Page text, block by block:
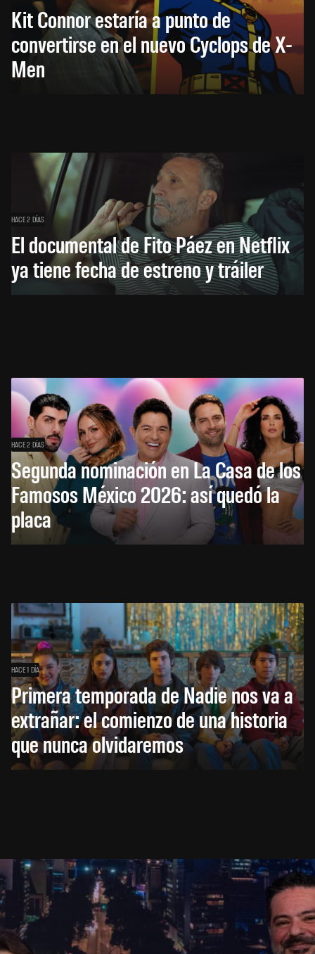
Kit Connor estaría a punto de
convertirse en el nuevo Cyclops de X-
Men
HACE 2 DÍAS
El documental de Fito Páez en Netflix
ya tiene fecha de estreno y tráiler
HACE 2 DÍAS
Segunda nominación en La Casa de los
Famosos México 2026: así quedó la
placa
HACE 1 DÍA
Primera temporada de Nadie nos va a
extrañar: el comienzo de una historia
que nunca olvidaremos